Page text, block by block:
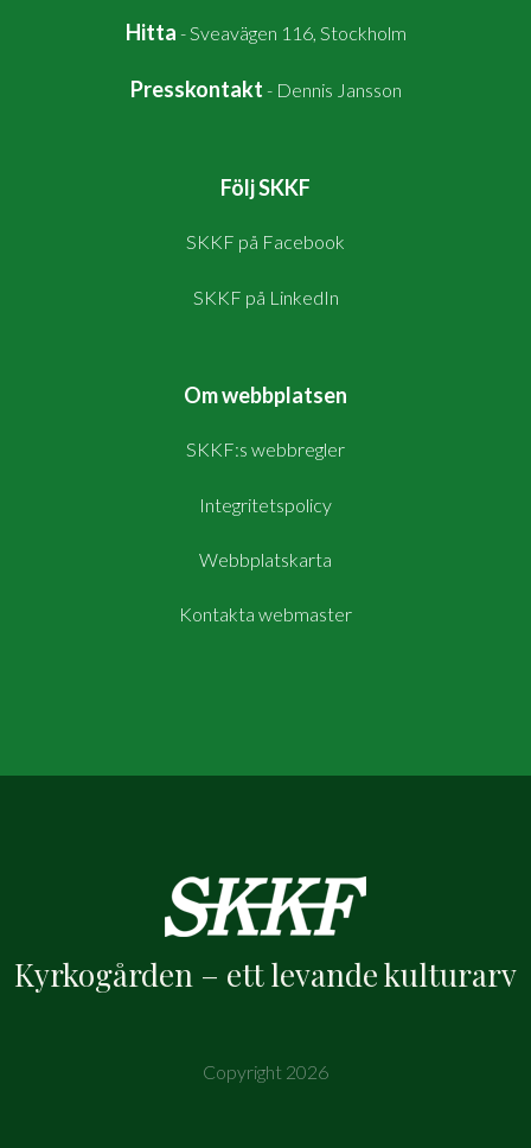
Hitta -Sveavägen 116, Stockholm
Presskontakt - Dennis Jansson
Följ SKKF
SKKF på Facebook
SKKF på LinkedIn
Om webbplatsen
SKKF:s webbregler
Integritetspolicy
Webbplatskarta
Kontakta webmaster
Kyrkogården – ett levande kulturarv
Copyright 2026